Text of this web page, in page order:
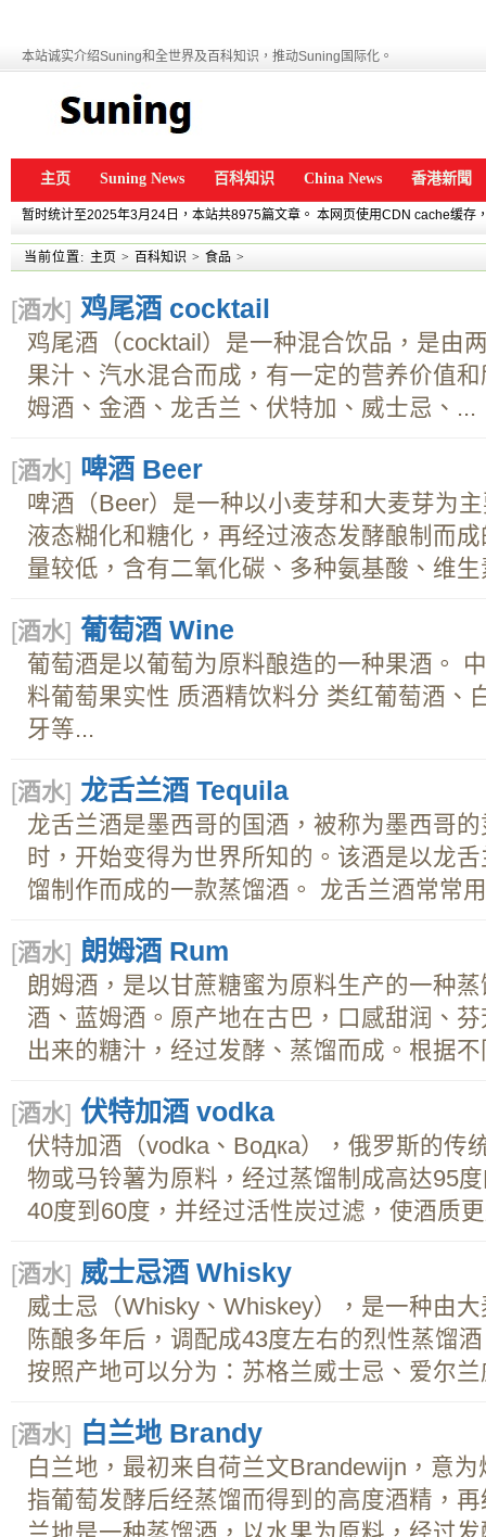
本站诚实介绍Suning和全世界及百科知识，推动Suning国际化。
主页 Suning News 百科知识 China News 香港新聞
暂时统计至2025年3月24日，本站共8975篇文章。 本网页使用CDN cache缓存
当前位置: 主页 > 百科知识 > 食品 >
[酒水] 鸡尾酒 cocktail
鸡尾酒（cocktail）是一种混合饮品，是由
果汁、汽水混合而成，有一定的营养价值
姆酒、金酒、龙舌兰、伏特加、威士忌、...
[酒水] 啤酒 Beer
啤酒（Beer）是一种以小麦芽和大麦芽为
液态糊化和糖化，再经过液态发酵酿制而
量较低，含有二氧化碳、多种氨基酸、维生
[酒水] 葡萄酒 Wine
葡萄酒是以葡萄为原料酿造的一种果酒。
料葡萄果实性 质酒精饮料分 类红葡萄酒、
牙等...
[酒水] 龙舌兰酒 Tequila
龙舌兰酒是墨西哥的国酒，被称为墨西哥
时，开始变得为世界所知的。该酒是以龙
馏制作而成的一款蒸馏酒。 龙舌兰酒常常
[酒水] 朗姆酒 Rum
朗姆酒，是以甘蔗糖蜜为原料生产的一种
酒、蓝姆酒。原产地在古巴，口感甜润、
出来的糖汁，经过发酵、蒸馏而成。根据不
[酒水] 伏特加酒 vodka
伏特加酒（vodka、Водка），俄罗斯的传
物或马铃薯为原料，经过蒸馏制成高达95
40度到60度，并经过活性炭过滤，使酒质
[酒水] 威士忌酒 Whisky
威士忌（Whisky、Whiskey），是一种由
陈酿多年后，调配成43度左右的烈性蒸馏
按照产地可以分为：苏格兰威士忌、爱尔
[酒水] 白兰地 Brandy
白兰地，最初来自荷兰文Brandewijn，意
指葡萄发酵后经蒸馏而得到的高度酒精，